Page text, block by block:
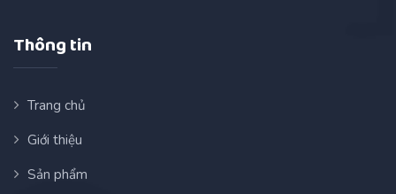
Thông tin
Trang chủ
Giới thiệu
Sản phẩm